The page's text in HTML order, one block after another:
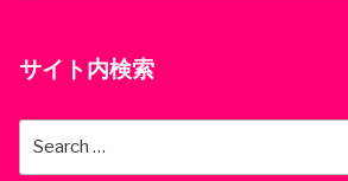
サイト内検索